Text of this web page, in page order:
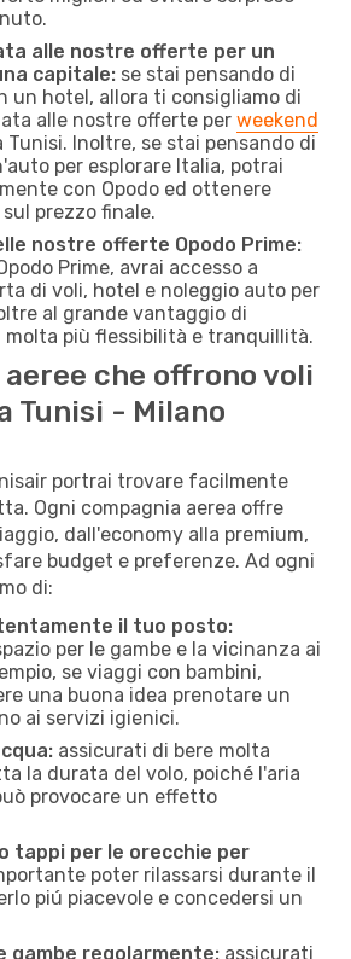
alle nostre offerte per un
capitale: se stai pensando di
un hotel, allora ti consigliamo di
alle nostre offerte per weekend
Tunisi. Inoltre, se stai pensando di
per esplorare Italia, potrai
con Opodo ed ottenere
prezzo finale.
nostre offerte Opodo Prime:
Prime, avrai accesso a
di voli, hotel e noleggio auto per
al grande vantaggio di
molta più flessibilità e tranquillità.
aeree che offrono voli
Tunisi - Milano
portrai trovare facilmente
Ogni compagnia aerea offre
dall'economy alla premium,
budget e preferenze. Ad ogni
di:
il tuo posto:
per le gambe e la vicinanza ai
se viaggi con bambini,
una buona idea prenotare un
ai servizi igienici.
assicurati di bere molta
la durata del volo, poiché l'aria
provocare un effetto
tappi per le orecchie per
poter rilassarsi durante il
piú piacevole e concedersi un
gambe regolarmente: assicurati